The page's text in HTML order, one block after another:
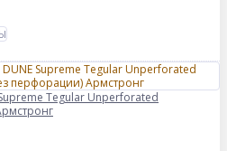
Tegular Unperforated